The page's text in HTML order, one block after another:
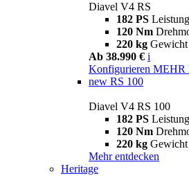
Diavel V4 RS
182 PS Leistung
120 Nm
220 kg
Ab 38.990 € i
Konfigurieren MEHR
new RS 100
Diavel V4 RS 100
182 PS Leistung
120 Nm
220 kg
Mehr entdecken
Heritage